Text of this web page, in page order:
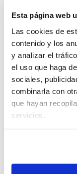
Esta página web
Las cookies de
contenido y los
y analizar el
el uso que haga
sociales,
combinarla con
que hayan
servicios.
FICHA
Clavijero
Tradicional,
SunBurst
Escala
4/4
Catalpa